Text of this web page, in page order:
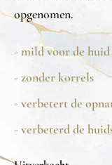
opgenomen.
- mild voor de huid
- zonder korrels
- verbetert de
- verbeterd de